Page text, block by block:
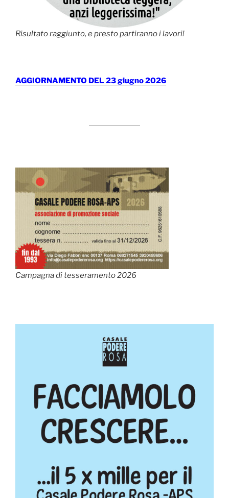
Risultato raggiunto, e presto partiranno i lavori!
AGGIORNAMENTO DEL 23 giugno 2026
Campagna di tesseramento 2026